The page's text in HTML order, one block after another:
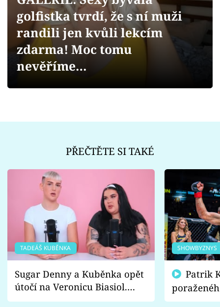
Videa
Sledujte prima+
golfistka tvrdí, že s ní muži
randili jen kvůli lekcím
zdarma! Moc tomu
nevěříme…
PŘEČTĚTE SI TAKÉ
TADEÁŠ KUBĚNKA
Sugar Denny a Kuběnka opět
útočí na Veronicu Biasiol.
Proč je podle nich falešná a
SHOWBYZNYS
fanoušci